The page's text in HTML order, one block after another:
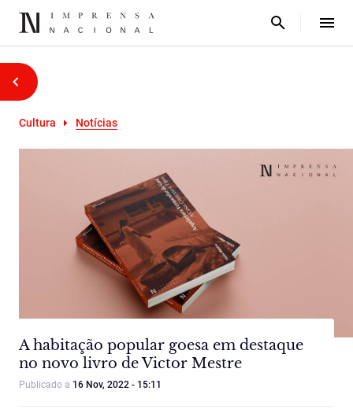
Cultura Notícias
A habitação popular goesa em destaque
no novo livro de Victor Mestre
Publicado a 16 Nov, 2022 - 15:11